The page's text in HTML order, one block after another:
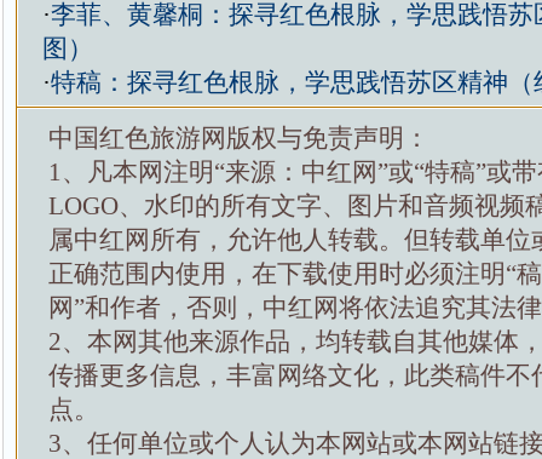
·李菲、黄馨桐：探寻红色根脉，学思践悟苏
图）
·特稿：探寻红色根脉，学思践悟苏区精神（
中国红色旅游网版权与免责声明：
1、凡本网注明“来源：中红网”或“特稿”或
LOGO、水印的所有文字、图片和音频视频
属中红网所有，允许他人转载。但转载单位
正确范围内使用，在下载使用时必须注明“
网”和作者，否则，中红网将依法追究其法
2、本网其他来源作品，均转载自其他媒体
传播更多信息，丰富网络文化，此类稿件不
点。
3、任何单位或个人认为本网站或本网站链